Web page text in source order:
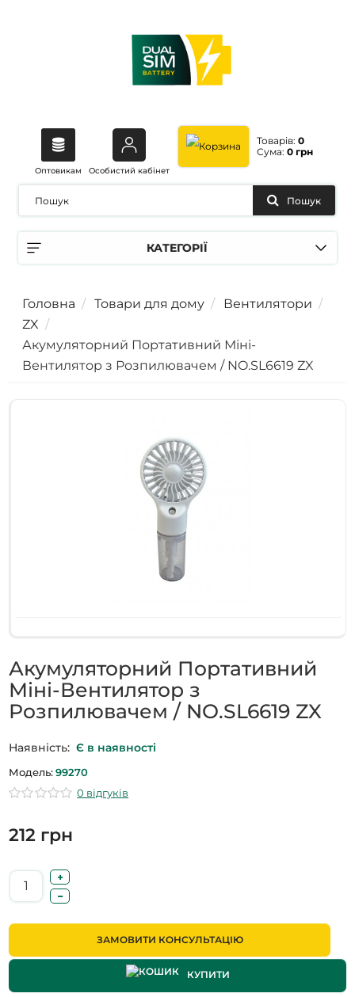
Оптовикам Особистий кабінет
Товарів: 0
Сума: 0 грн
КАТЕГОРІЇ
Пошук
Головна Товари для дому
Вентилятори
ZX
Акумуляторний Портативний Міні-
Вентилятор з Розпилювачем / NO.SL6619 ZX
Акумуляторний Портативний
Міні-Вентилятор з
Розпилювачем / NO.SL6619 ZX
Наявність: Є в наявності
Модель: 99270
0 відгуків
212 грн
ЗАМОВИТИ КОНСУЛЬТАЦІЮ
КУПИТИ